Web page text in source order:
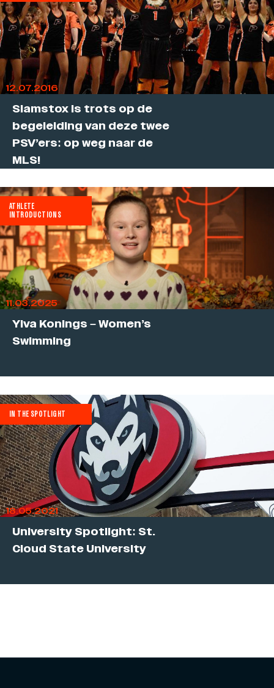
12.07.2016
Slamstox is trots op de
begeleiding van deze twee
PSV’ers: op weg naar de
MLS!
ATHLETE
INTRODUCTIONS
11.03.2025
Ylva Konings – Women’s
Swimming
IN THE SPOTLIGHT
18.05.2021
University Spotlight: St.
Cloud State University